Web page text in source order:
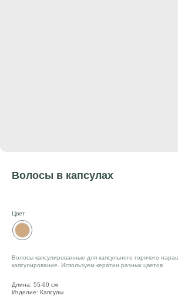
Волосы в капсулах
Цвет
Волосы капсулированные для капсульного горячего
капсулирование. Используем кератин разных цветов
Длина: 55-60 см
Изделие: Капсулы